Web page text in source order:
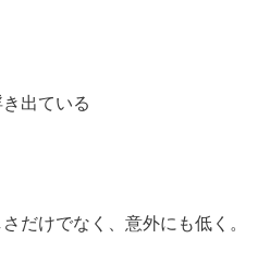
出ている
だけでなく、意外にも低く。